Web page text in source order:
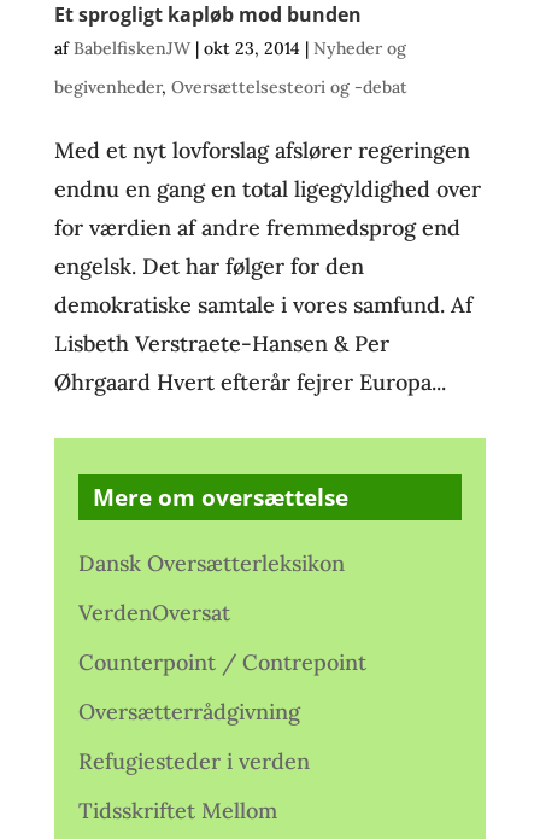
Et sprogligt kapløb mod bunden
afBabelfiskenJW| okt 23, 2014 | Nyheder og
begivenheder, Oversættelsesteori og -debat
Med et nyt lovforslag afslører regeringen
endnu en gang en total ligegyldighed over
for værdien af andre fremmedsprog end
engelsk. Det har følger for den
demokratiske samtale i vores samfund. Af
Lisbeth Verstraete-Hansen & Per
Øhrgaard Hvert efterår fejrer Europa...
Mere om oversættelse
Dansk Oversætterleksikon
VerdenOversat
Counterpoint / Contrepoint
Oversætterrådgivning
Refugiesteder i verden
Tidsskriftet Mellom